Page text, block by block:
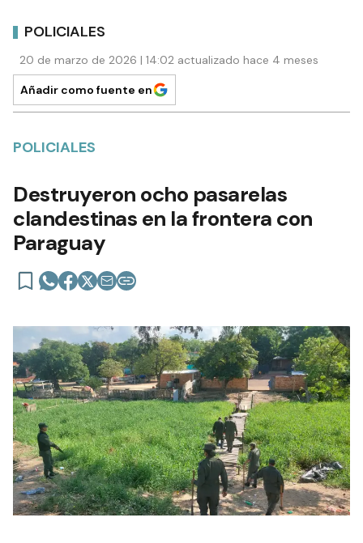
POLICIALES
20 de marzo de 2026 | 14:02 actualizado hace 4 meses
Añadir como fuente en
POLICIALES
Destruyeron ocho pasarelas
clandestinas en la frontera con
Paraguay